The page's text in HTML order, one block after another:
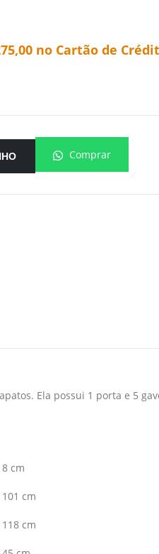
no Cartão de
Comprar
Ela possui 1 porta e 5
8 cm
101 cm
118 cm